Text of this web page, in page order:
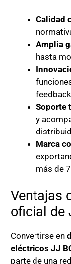
Calidad
Amplia
hasta
Soporte
y
Marca
más de
Ventajas
oficial de
Convertirse en
eléctricos JJ
parte de una